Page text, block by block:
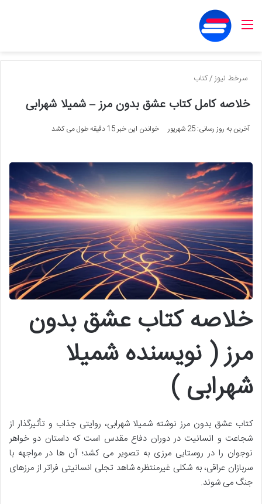
منو
سرخط نیوز/کتاب
خلاصه کامل کتاب عشق بدون مرز – شمیلا شهرابی
آخرین به روز رسانی: 25 شهریور خواندن این خبر 15 دقیقه طول می کشد
خلاصه کتاب عشق بدون
مرز ( نویسنده شمیلا
شهرابی )
کتاب عشق بدون مرز نوشته شمیلا شهرابی، روایتی جذاب و تأثیرگذار از
شجاعت و انسانیت در دوران دفاع مقدس است که داستان دو خواهر
نوجوان را در روستایی مرزی به تصویر می کشد؛ آن ها در مواجهه با
سربازان عراقی، به شکلی غیرمنتظره شاهد تجلی انسانیتی فراتر از مرزهای
جنگ می شوند.